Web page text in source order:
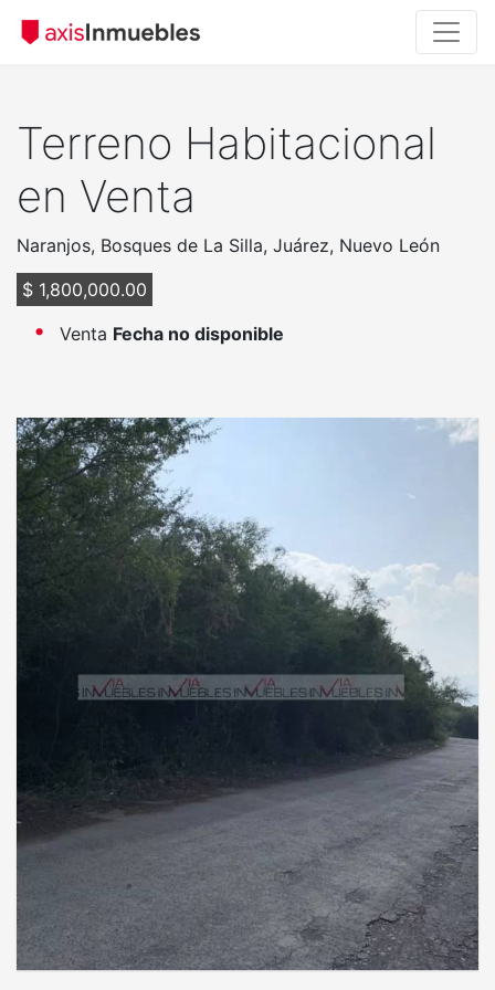
Terreno Habitacional
en Venta
Naranjos, Bosques de La Silla, Juárez, Nuevo León
$ 1,800,000.00
Venta Fecha no disponible